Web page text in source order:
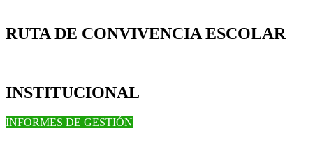
RUTA DE CONVIVENCIA ESCOLAR
INSTITUCIONAL
INFORMES DE GESTIÓN